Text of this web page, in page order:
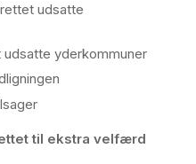
udsatte
udsatte yderkommuner
til ekstra velfærd